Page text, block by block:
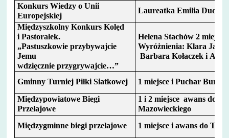
Konkurs Wiedzy o Unii
Europejskiej
Laureatka Emilia Dudek
Międzyszkolny Konkurs Kolęd
i Pastorałek.
„Pastuszkowie przybywajcie
Jemu
wdzięcznie przygrywajcie…”
Helena Stachów 2 miejsce
Wyróżnienia: Klara
Barbara Kołaczek i
Gminny Turniej Piłki Siatkowej
1 miejsce i Puchar
Międzypowiatowe Biegi
Przełajowe
1 i 2 miejsce awans do
Mazowieckiego
Międzygminne biegi przełajowe
1 miejsce i awans do